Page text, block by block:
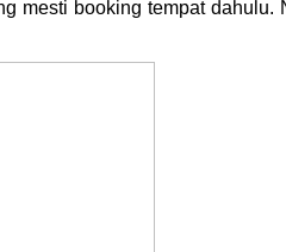
mesti booking tempat